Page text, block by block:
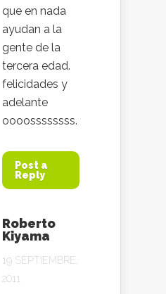
que en nada
ayudan a la
gente de la
tercera edad.
felicidades y
adelante
oooossssssss.
Post a
Reply
Roberto
Kiyama
19 SEPTIEMBRE,
2011